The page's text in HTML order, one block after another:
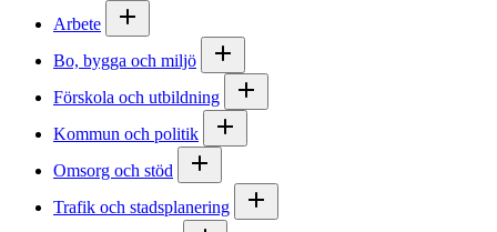
Arbete
Bo, bygga och miljö
Förskola och utbildning
Kommun och politik
Omsorg och stöd
Trafik och stadsplanering